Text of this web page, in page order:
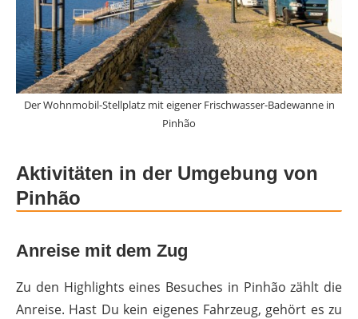
Der Wohnmobil-Stellplatz mit eigener Frischwasser-Badewanne in
Pinhão
Aktivitäten in der Umgebung von
Pinhão
Anreise mit dem Zug
Zu den Highlights eines Besuches in Pinhão zählt die
Anreise. Hast Du kein eigenes Fahrzeug, gehört es zu